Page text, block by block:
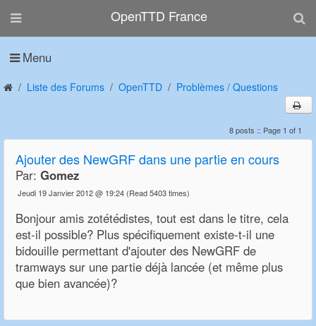
OpenTTD France
Menu
Liste des Forums OpenTTD Problèmes / Questions
8 posts :: Page 1 of 1
Ajouter des NewGRF dans une partie en cours
Par: Gomez
Jeudi 19 Janvier 2012 @ 19:24 (Read 5403 times)
Bonjour amis zotétédistes, tout est dans le titre, cela
est-il possible? Plus spécifiquement existe-t-il une
bidouille permettant d'ajouter des NewGRF de
tramways sur une partie déjà lancée (et même plus
que bien avancée)?